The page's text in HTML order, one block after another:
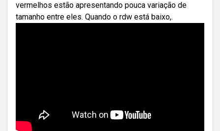
vermelhos estão apresentando pouca variação de
tamanho entre eles. Quando o rdw está baixo,.